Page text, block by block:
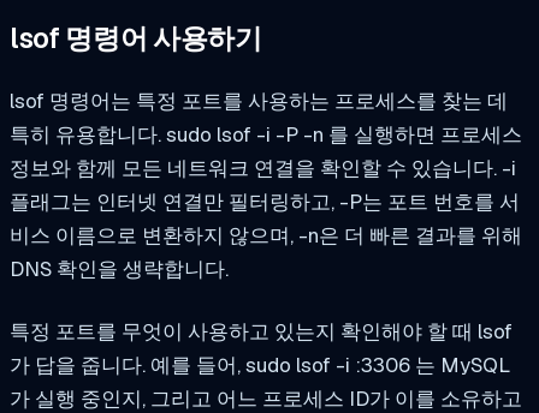
lsof 명령어 사용하기
lsof 명령어는 특정 포트를 사용하는 프로세스를 찾는 데
특히 유용합니다.sudo lsof -i -P -n 를 실행하면 프로세스
정보와 함께 모든 네트워크 연결을 확인할 수 있습니다. -i
플래그는 인터넷 연결만 필터링하고, -P는 포트 번호를 서
비스 이름으로 변환하지 않으며, -n은 더 빠른 결과를 위해
DNS 확인을 생략합니다.
특정 포트를 무엇이 사용하고 있는지 확인해야 할 때 lsof
가 답을 줍니다. 예를 들어,sudo lsof -i :3306 는 MySQL
가 실행 중인지, 그리고 어느 프로세스 ID가 이를 소유하고